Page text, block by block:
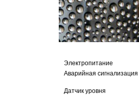
Электропитание
Аварийная сигнализация
Датчик уровня